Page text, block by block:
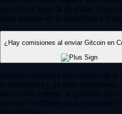
transferir y luego la de retirar. Desde
otros usuarios de la plataforma o a
¿Hay comisiones al enviar Gitcoin en
Si envías Gitcoin a otro usuario de la
es instantánea y no tiene
una cartera externa, se aplicarán las
siempre los detalles de la operación y
de confirmar.